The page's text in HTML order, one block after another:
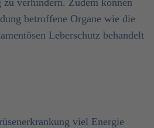
verhindern. Zudem können
betroffene Organe wie die
Leberschutz behandelt
viel Energie